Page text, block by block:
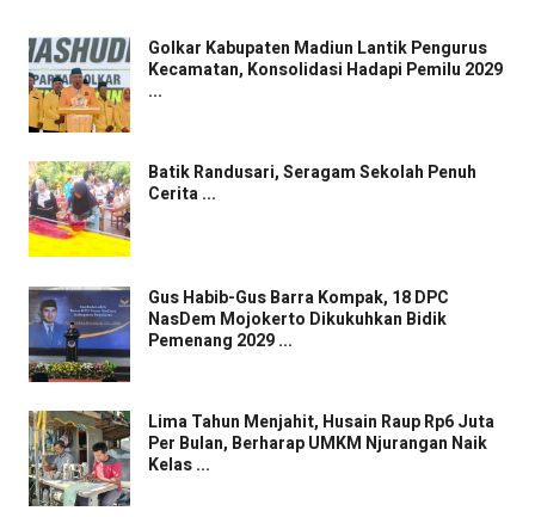
Golkar Kabupaten Madiun Lantik Pengurus
Kecamatan, Konsolidasi Hadapi Pemilu 2029
...
Batik Randusari, Seragam Sekolah Penuh
Cerita ...
Gus Habib-Gus Barra Kompak, 18 DPC
NasDem Mojokerto Dikukuhkan Bidik
Pemenang 2029 ...
Lima Tahun Menjahit, Husain Raup Rp6 Juta
Per Bulan, Berharap UMKM Njurangan Naik
Kelas ...